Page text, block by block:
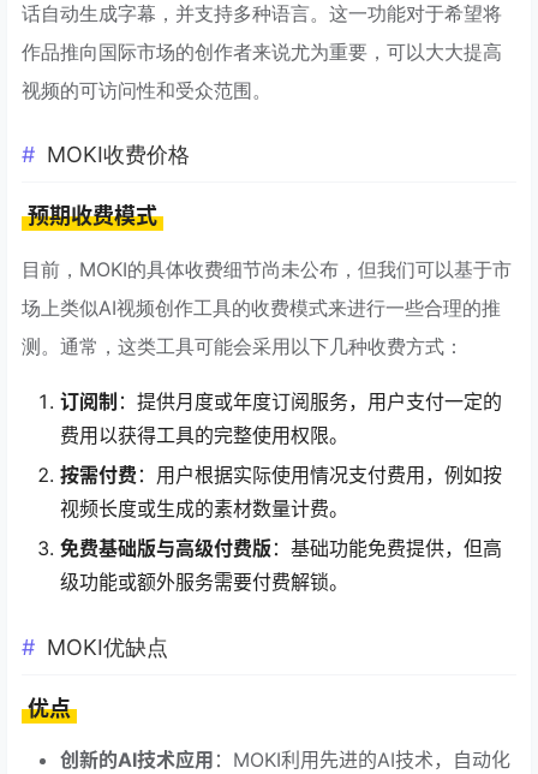
话自动生成字幕，并支持多种语言。这一功能对于希望将
作品推向国际市场的创作者来说尤为重要，可以大大提高
视频的可访问性和受众范围。
MOKI收费价格
预期收费模式
目前，MOKI的具体收费细节尚未公布，但我们可以基于市
场上类似AI视频创作工具的收费模式来进行一些合理的推
测。通常，这类工具可能会采用以下几种收费方式：
订阅制 ：提供月度或年度订阅服务，用户支付一定的
费用以获得工具的完整使用权限。
按需付费 ：用户根据实际使用情况支付费用，例如按
视频长度或生成的素材数量计费。
免费基础版与高级付费版：基础功能免费提供，但高
级功能或额外服务需要付费解锁。
MOKI优缺点
优点
创新的AI技术应用 ：MOKI利用先进的AI技术，自动化